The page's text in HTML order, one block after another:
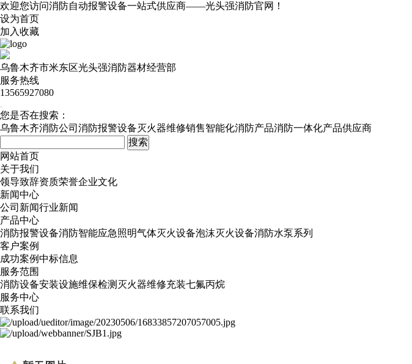
欢迎您访问消防自动报警设备一站式供应商——光头强消防官网！
设为首页
加入收藏
乌鲁木齐市米东区光头强消防器材经营部
服务热线
13565927080
您是否在搜索：
乌鲁木齐消防公司 消防报警设备灭火器维修销售智能化消防产品消防一体化产品供应商
网站首页
关于我们
领导致辞资质荣誉企业文化
新闻中心
公司新闻行业新闻
产品中心
消防报警设备消防智能应急照明气体灭火设备泡沫灭火设备消防水泵系列
客户案例
成功案例中标信息
服务范围
消防设备安装设施维保检测 灭火器维修充装七氟丙烷
服务中心
联系我们